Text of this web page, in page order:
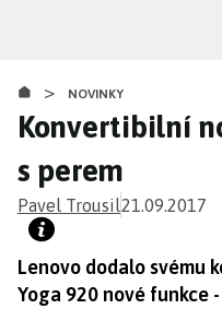
obsahu
> NOVINKY
Konvertibilní
s perem
Pavel Trousil21.09.2017
Lenovo dodalo svému
Yoga 920 nové funkce